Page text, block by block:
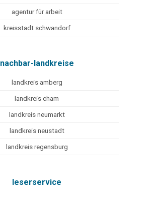
agentur für arbeit
kreisstadt schwandorf
nachbar-landkreise
landkreis amberg
landkreis cham
landkreis neumarkt
landkreis neustadt
landkreis regensburg
leserservice